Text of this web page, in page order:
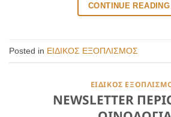
CONTINUE READING
Posted in ΕΙΔΙΚΟΣ ΕΞΟΠΛΙΣΜΟΣ
ΕΙΔΙΚΟΣ
NEWSLETTER